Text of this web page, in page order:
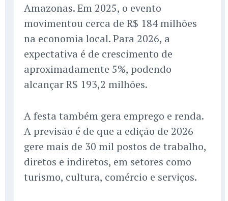
Amazonas. Em 2025, o evento
movimentou cerca de R$ 184 milhões
na economia local. Para 2026, a
expectativa é de crescimento de
aproximadamente 5%, podendo
alcançar R$ 193,2 milhões.
A festa também gera emprego e renda.
A previsão é de que a edição de 2026
gere mais de 30 mil postos de trabalho,
diretos e indiretos, em setores como
turismo, cultura, comércio e serviços.